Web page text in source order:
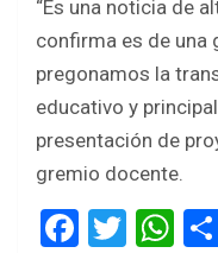
“Es una noticia de
confirma es de una
pregonamos la
educativo y
presentación de
gremio docente.
F
T
W